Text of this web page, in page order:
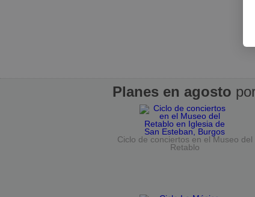
Planes en agosto
Ciclo de conciertos en el Museo del
Retablo